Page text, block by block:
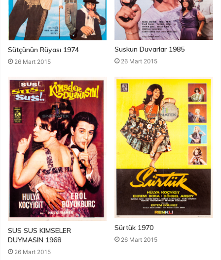
Sütçünün Rüyası 1974
26 Mart 2015
Suskun Duvarlar 1985
26 Mart 2015
SUS SUS KIMSELER
DUYMASIN 1968
26 Mart 2015
Sürtük 1970
26 Mart 2015